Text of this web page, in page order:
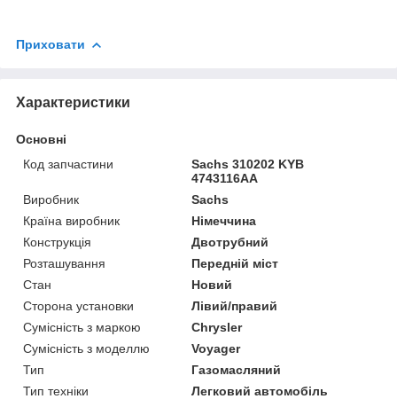
Приховати
Характеристики
Основні
Код запчастини
Sachs 310202 KYB
4743116AA
Виробник
Sachs
Країна виробник
Німеччина
Конструкція
Двотрубний
Розташування
Передній міст
Стан
Новий
Сторона установки
Лівий/правий
Сумісність з маркою
Chrysler
Сумісність з моделлю
Voyager
Тип
Газомасляний
Тип техніки
Легковий автомобіль